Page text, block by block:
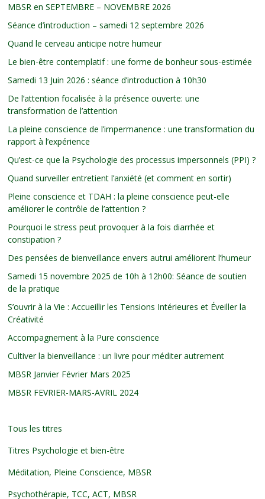
MBSR en SEPTEMBRE – NOVEMBRE 2026
Séance d’introduction – samedi 12 septembre 2026
Quand le cerveau anticipe notre humeur
Le bien-être contemplatif : une forme de bonheur sous-estimée
Samedi 13 Juin 2026 : séance d’introduction à 10h30
De l’attention focalisée à la présence ouverte: une
transformation de l’attention
La pleine conscience de l’impermanence : une transformation du
rapport à l’expérience
Qu’est-ce que la Psychologie des processus impersonnels (PPI) ?
Quand surveiller entretient l’anxiété (et comment en sortir)
Pleine conscience et TDAH : la pleine conscience peut-elle
améliorer le contrôle de l’attention ?
Pourquoi le stress peut provoquer à la fois diarrhée et
constipation ?
Des pensées de bienveillance envers autrui améliorent l’humeur
Samedi 15 novembre 2025 de 10h à 12h00: Séance de soutien
de la pratique
S’ouvrir à la Vie : Accueillir les Tensions Intérieures et Éveiller la
Créativité
Accompagnement à la Pure conscience
Cultiver la bienveillance : un livre pour méditer autrement
MBSR Janvier Février Mars 2025
MBSR FEVRIER-MARS-AVRIL 2024
Tous les titres
Titres Psychologie et bien-être
Méditation, Pleine Conscience, MBSR
Psychothérapie, TCC, ACT, MBSR